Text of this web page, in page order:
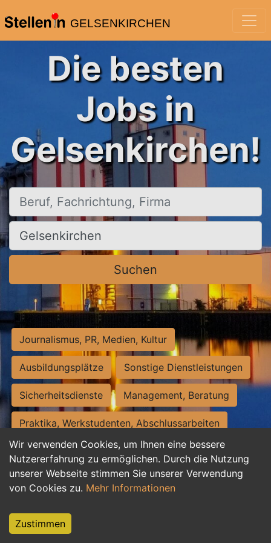
GELSENKIRCHEN
Wir verwenden Cookies, um Ihnen eine bessere
Nutzererfahrung zu ermöglichen. Durch die Nutzung
unserer Webseite stimmen Sie unserer Verwendung
von Cookies zu. Mehr Informationen
Zustimmen
Die besten
Jobs in
Gelsenkirchen!
Beruf, Fachrichtung, Firma
Ort, Stadt
Suchen
Journalismus, PR, Medien, Kultur
Ausbildungsplätze Sonstige Dienstleistungen
Sicherheitsdienste Management, Beratung
Praktika, Werkstudenten, Abschlussarbeiten
Personalwesen Assistenz, Sekretariat
Hilfskräfte, Aushilfs- und Nebenjobs
Weiterbildung, Studium, duale Ausbildung